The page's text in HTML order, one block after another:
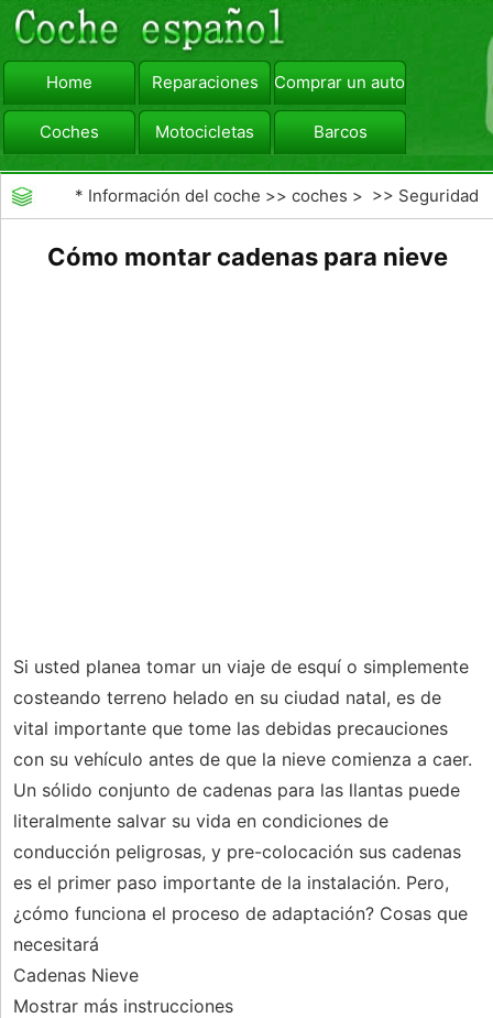
Home Reparaciones Comprar un automóvil
Coches Motocicletas Barcos
viajar Camiones
* Información del coche >>coches > >> Seguridad
Cómo montar cadenas para nieve
Si usted planea tomar un viaje de esquí o simplemente
costeando terreno helado en su ciudad natal, es de
vital importante que tome las debidas precauciones
con su vehículo antes de que la nieve comienza a caer.
Un sólido conjunto de cadenas para las llantas puede
literalmente salvar su vida en condiciones de
conducción peligrosas, y pre-colocación sus cadenas
es el primer paso importante de la instalación. Pero,
¿cómo funciona el proceso de adaptación? Cosas que
necesitará
Cadenas Nieve
Mostrar más instrucciones